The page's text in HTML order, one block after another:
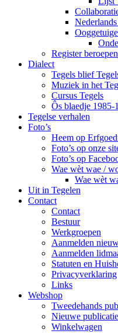
Register beroepen
Dialect
Tegels blief
Muziek in het
Cursus Tegels
Ôs blaedje 1985-
Tegelse verhalen
Foto’s
Heem op
Foto’s op onze
Foto’s op
Wae wèt wae /
Wae wèt
Uit in Tegelen
Contact
Contact
Bestuur
Werkgroepen
Aanmelden
Aanmelden
Statuten en
Privacyverklaring
Links
Webshop
Tweedehands
Nieuwe
Winkelwagen